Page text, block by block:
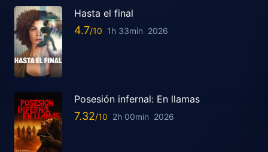
Hasta el final
4.7 1h 33min 2026
Posesión infernal: En llamas
7.32 2h 00min 2026